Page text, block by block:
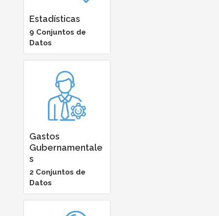
Estadísticas
9 Conjuntos de
Datos
Gastos
Gubernamentale
s
2 Conjuntos de
Datos